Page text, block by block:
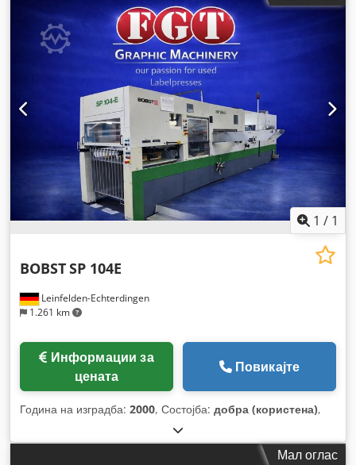
1 / 1
Leinfelden-Echterdingen
1.261 km
BOBSTSP 104E
цената
Повикајте
Година на изградба: 2000, Состојба: добра (користена),
Мал оглас